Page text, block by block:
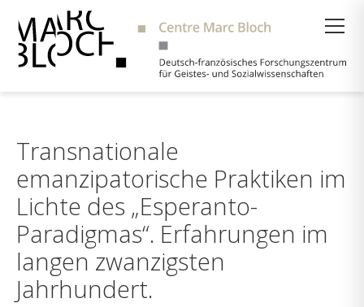
Transnationale
emanzipatorische Praktiken im
Lichte des „Esperanto-
Paradigmas“. Erfahrungen im
langen zwanzigsten
Jahrhundert.